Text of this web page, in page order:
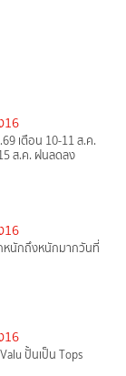
16
เตือน 10-11 ส.ค.
ส.ค. ฝนลดลง
16
หนักถึงหนักมากวันที่
16
ปั้นเป็น Tops